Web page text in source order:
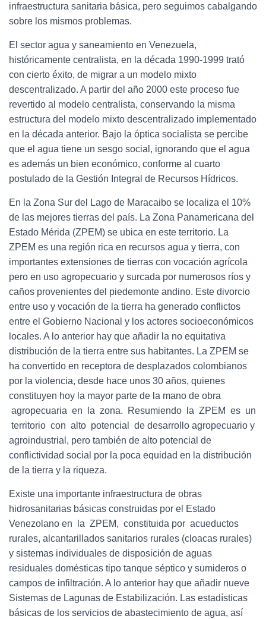
infraestructura sanitaria básica, pero seguimos cabalgando
sobre los mismos problemas.
El sector agua y saneamiento en Venezuela,
históricamente centralista, en la década 1990‐1999 trató
con cierto éxito, de migrar a un modelo mixto
descentralizado. A partir del año 2000 este proceso fue
revertido al modelo centralista, conservando la misma
estructura del modelo mixto descentralizado implementado
en la década anterior. Bajo la óptica socialista se percibe
que el agua tiene un sesgo social, ignorando que el agua
es además un bien económico, conforme al cuarto
postulado de la Gestión Integral de Recursos Hídricos.
En la Zona Sur del Lago de Maracaibo se localiza el 10%
de las mejores tierras del país. La Zona Panamericana del
Estado Mérida (ZPEM) se ubica en este territorio. La
ZPEM es una región rica en recursos agua y tierra, con
importantes extensiones de tierras con vocación agrícola
pero en uso agropecuario y surcada por numerosos ríos y
caños provenientes del piedemonte andino. Este divorcio
entre uso y vocación de la tierra ha generado conflictos
entre el Gobierno Nacional y los actores socioeconómicos
locales. A lo anterior hay que añadir la no equitativa
distribución de la tierra entre sus habitantes. La ZPEM se
ha convertido en receptora de desplazados colombianos
por la violencia, desde hace unos 30 años, quienes
constituyen hoy la mayor parte de la mano de obra
agropecuaria en la zona. Resumiendo la ZPEM es un
territorio con alto potencial de desarrollo agropecuario y
agroindustrial, pero también de alto potencial de
conflictividad social por la poca equidad en la distribución
de la tierra y la riqueza.
Existe una importante infraestructura de obras
hidrosanitarias básicas construidas por el Estado
Venezolano en la ZPEM, constituida por acueductos
rurales, alcantarillados sanitarios rurales (cloacas rurales)
y sistemas individuales de disposición de aguas
residuales domésticas tipo tanque séptico y sumideros o
campos de infiltración. A lo anterior hay que añadir nueve
Sistemas de Lagunas de Estabilización. Las estadísticas
básicas de los servicios de abastecimiento de agua, así